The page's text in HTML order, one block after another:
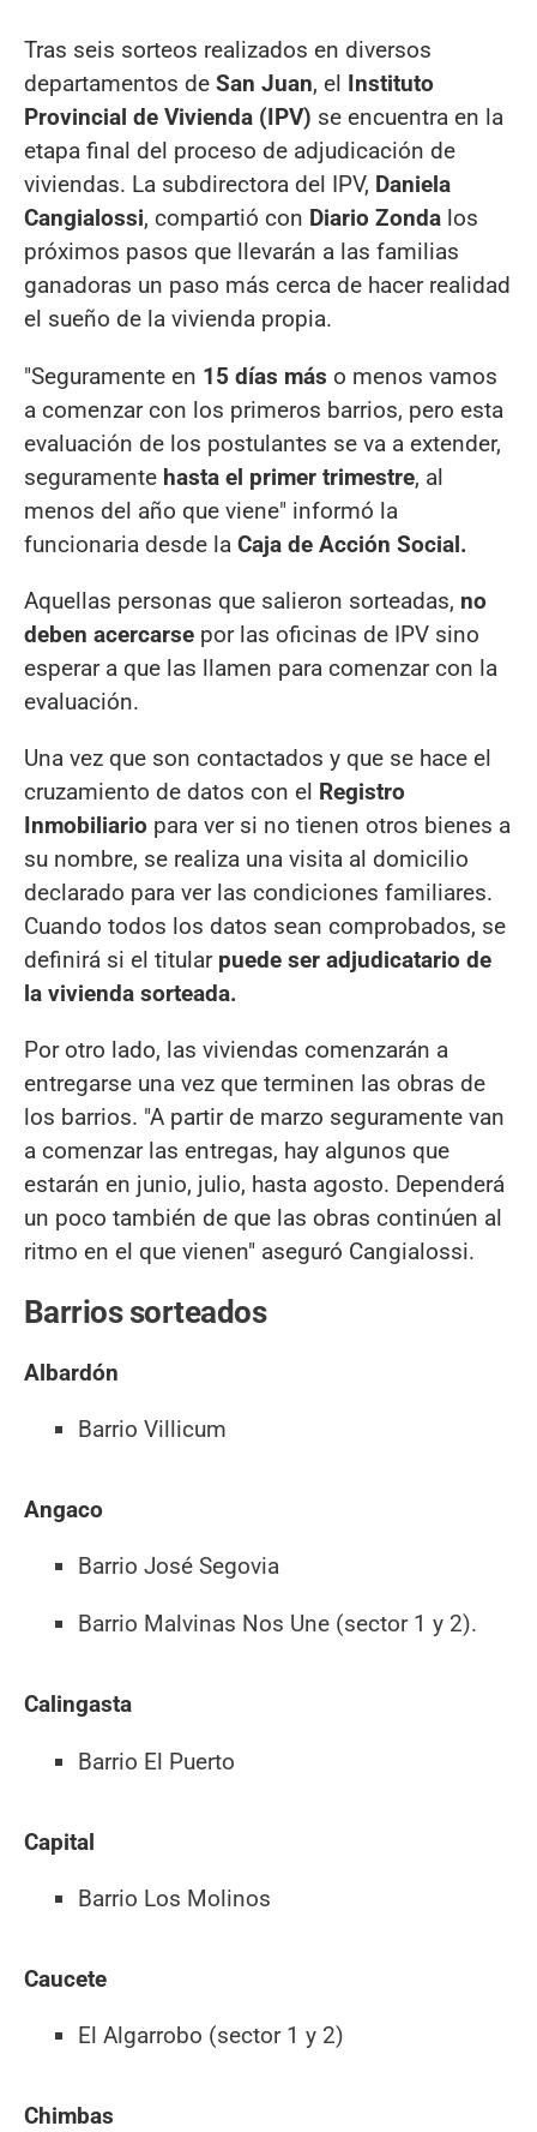
Tras seis sorteos realizados en diversos
departamentos de San Juan, el Instituto
Provincial de Vivienda (IPV) se encuentra en la
etapa final del proceso de adjudicación de
viviendas. La subdirectora del IPV, Daniela
Cangialossi, compartió con Diario Zonda los
próximos pasos que llevarán a las familias
ganadoras un paso más cerca de hacer realidad
el sueño de la vivienda propia.
"Seguramente en 15 días más o menos vamos
a comenzar con los primeros barrios, pero esta
evaluación de los postulantes se va a extender,
seguramente hasta el primer trimestre, al
menos del año que viene" informó la
funcionaria desde la Caja de Acción Social.
Aquellas personas que salieron sorteadas, no
deben acercarse por las oficinas de IPV sino
esperar a que las llamen para comenzar con la
evaluación.
Una vez que son contactados y que se hace el
cruzamiento de datos con el Registro
Inmobiliario para ver si no tienen otros bienes a
su nombre, se realiza una visita al domicilio
declarado para ver las condiciones familiares.
Cuando todos los datos sean comprobados, se
definirá si el titular puede ser adjudicatario de
la vivienda sorteada.
Por otro lado, las viviendas comenzarán a
entregarse una vez que terminen las obras de
los barrios. "A partir de marzo seguramente van
a comenzar las entregas, hay algunos que
estarán en junio, julio, hasta agosto. Dependerá
un poco también de que las obras continúen al
ritmo en el que vienen" aseguró Cangialossi.
Barrios sorteados
Albardón
Barrio Villicum
Angaco
Barrio José Segovia
Barrio Malvinas Nos Une (sector 1 y 2).
Calingasta
Barrio El Puerto
Capital
Barrio Los Molinos
Caucete
El Algarrobo (sector 1 y 2)
Chimbas